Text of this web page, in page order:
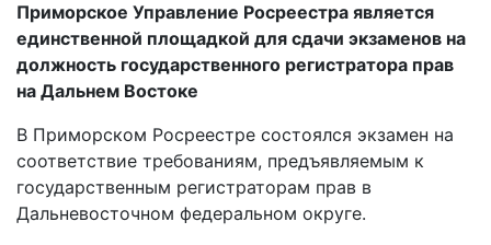
Приморское Управление Росреестра является
единственной площадкой для сдачи экзаменов на
должность государственного регистратора прав
на Дальнем Востоке
В Приморском Росреестре состоялся экзамен на
соответствие требованиям, предъявляемым к
государственным регистраторам прав в
Дальневосточном федеральном округе.